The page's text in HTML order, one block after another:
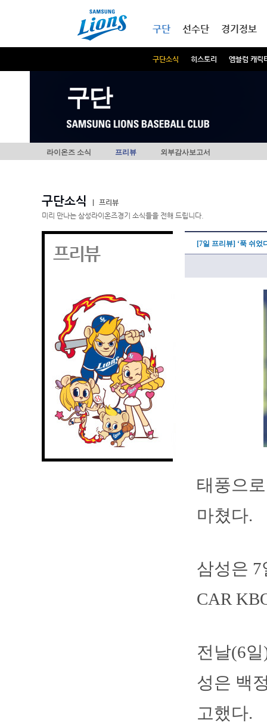
구단
구단소식 히스토리 엠블럼 캐릭
선수단 경기정보
구단
라이온즈 소식 프리뷰 외부감사보고서
구단소식
프리뷰
미리 만나는 삼성라이온즈경기 소식들을 전해 드립니다.
프리뷰 [7일 프리뷰] ‘푹 쉬었
태풍으
마쳤다.
삼성은 7
CAR
전날(6
성은 백
고했다.